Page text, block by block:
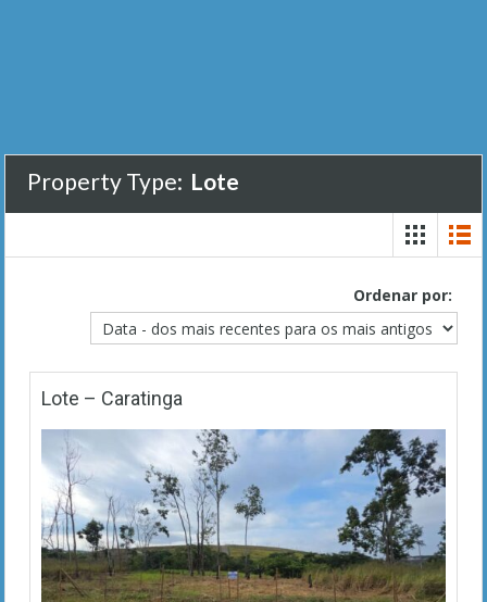
Property Type: Lote
Ordenar por:
Lote – Caratinga